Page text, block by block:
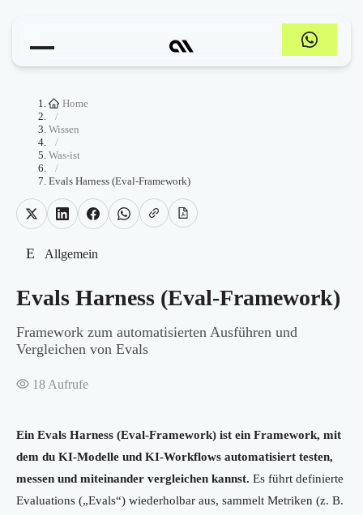
Home
/
Wissen
/
Was-ist
/
Evals Harness (Eval-Framework)
E Allgemein
Evals Harness (Eval-Framework)
Framework zum automatisierten Ausführen und
Vergleichen von Evals
18 Aufrufe
Ein Evals Harness (Eval-Framework) ist ein Framework, mit
dem du KI-Modelle und KI-Workflows automatisiert testen,
messen und miteinander vergleichen kannst. Es führt definierte
Evaluations („Evals“) wiederholbar aus, sammelt Metriken (z. B.